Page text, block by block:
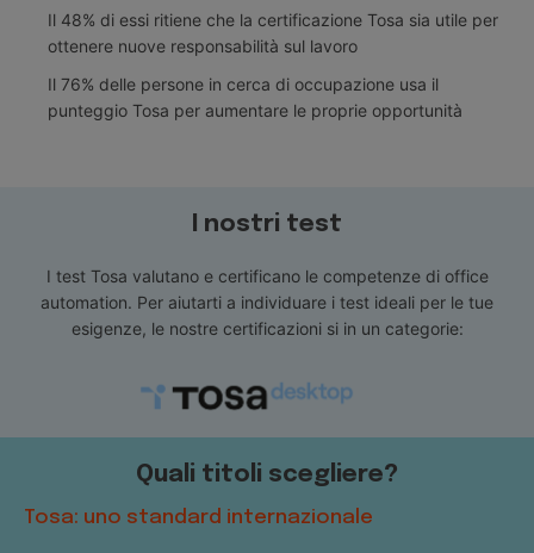
Il 48% di essi ritiene che la certificazione Tosa sia utile per
ottenere nuove responsabilità sul lavoro
Il 76% delle persone in cerca di occupazione usa il
punteggio Tosa per aumentare le proprie opportunità
I nostri test
I test Tosa valutano e certificano le competenze di office
automation. Per aiutarti a individuare i test ideali per le tue
esigenze, le nostre certificazioni si in un categorie:
Quali titoli scegliere?
Tosa: uno standard internazionale